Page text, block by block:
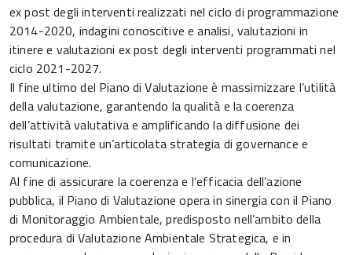
ex post degli interventi realizzati nel ciclo di programmazione
2014-2020, indagini conoscitive e analisi, valutazioni in
itinere e valutazioni ex post degli interventi programmati nel
ciclo 2021-2027.
Il fine ultimo del Piano di Valutazione è massimizzare l’utilità
della valutazione, garantendo la qualità e la coerenza
dell’attività valutativa e amplificando la diffusione dei
risultati tramite un’articolata strategia di governance e
comunicazione.
Al fine di assicurare la coerenza e l’efficacia dell’azione
pubblica, il Piano di Valutazione opera in sinergia con il Piano
di Monitoraggio Ambientale, predisposto nell’ambito della
procedura di Valutazione Ambientale Strategica, e in